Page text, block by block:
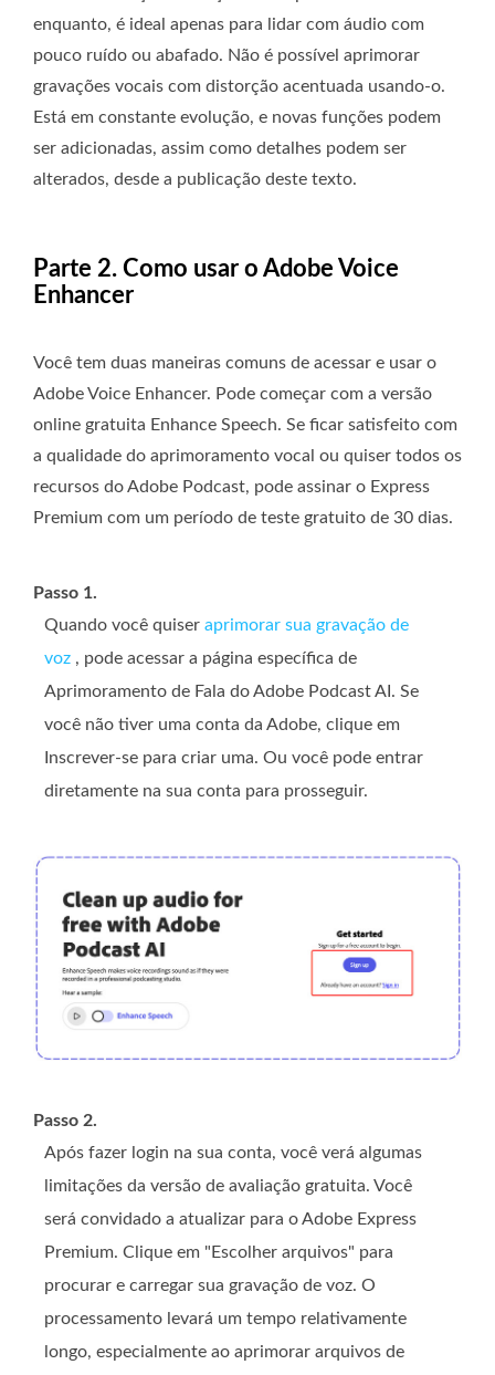
enquanto, é ideal apenas para lidar com áudio com
pouco ruído ou abafado. Não é possível aprimorar
gravações vocais com distorção acentuada usando-o.
Está em constante evolução, e novas funções podem
ser adicionadas, assim como detalhes podem ser
alterados, desde a publicação deste texto.
Parte 2. Como usar o Adobe Voice
Enhancer
Você tem duas maneiras comuns de acessar e usar o
Adobe Voice Enhancer. Pode começar com a versão
online gratuita Enhance Speech. Se ficar satisfeito com
a qualidade do aprimoramento vocal ou quiser todos os
recursos do Adobe Podcast, pode assinar o Express
Premium com um período de teste gratuito de 30 dias.
Passo 1.
Quando você quiser aprimorar sua gravação de
voz , pode acessar a página específica de
Aprimoramento de Fala do Adobe Podcast AI. Se
você não tiver uma conta da Adobe, clique em
Inscrever-se para criar uma. Ou você pode entrar
diretamente na sua conta para prosseguir.
Passo 2.
Após fazer login na sua conta, você verá algumas
limitações da versão de avaliação gratuita. Você
será convidado a atualizar para o Adobe Express
Premium. Clique em "Escolher arquivos" para
procurar e carregar sua gravação de voz. O
processamento levará um tempo relativamente
longo, especialmente ao aprimorar arquivos de